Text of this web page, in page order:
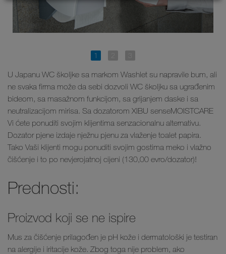
U Japanu WC školjke sa markom Washlet su napravile bum, ali
ne svaka firma može da sebi dozvoli WC školjku sa ugrađenim
bideom, sa masažnom funkcijom, sa grijanjem daske i sa
neutralizacijom mirisa. Sa dozatorom XIBU senseMOISTCARE
Vi ćete ponuditi svojim klijentima senzacionalnu alternativu.
Dozator pjene izdaje nježnu pjenu za vlaženje toalet papira.
Tako Vaši klijenti mogu ponuditi svojim gostima meko i vlažno
čišćenje i to po nevjerojatnoj cijeni (130,00 evro/dozator)!
Prednosti:
Proizvod koji se ne ispire
Mus za čišćenje prilagođen je pH kože i dermatološki je testiran
na alergije i iritacije kože. Zbog toga nije problem, ako